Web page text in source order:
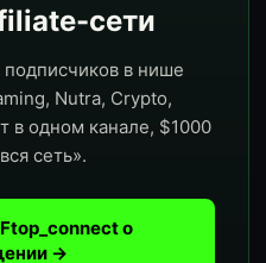
сети
в нише
Nutra, Crypto,
в одном канале, $1000
сеть».
о
→